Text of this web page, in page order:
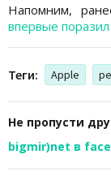
Напомним,
впервые
Теги: Apple
Не пропусти
bigmir)net в